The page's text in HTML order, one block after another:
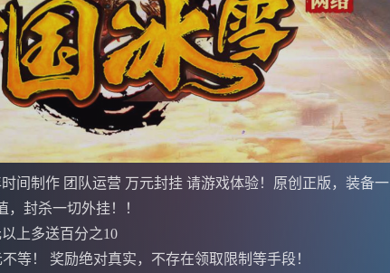
间制作 团队运营 万元封挂 请游戏体验！原创正版，装备一
封杀一切外挂！！
上多送百分之10
等！ 奖励绝对真实，不存在领取限制等手段！